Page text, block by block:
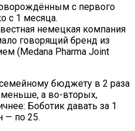
с первого
с 1 месяца.
немецкая компания
говорящий бренд из
(Medana Pharma Joint
бюджету в 2 раза
а во-вторых,
Боботик давать за 1
— по 25.